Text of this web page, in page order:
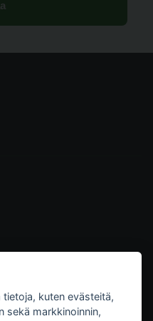
kuten evästeitä,
sekä markkinoinnin,